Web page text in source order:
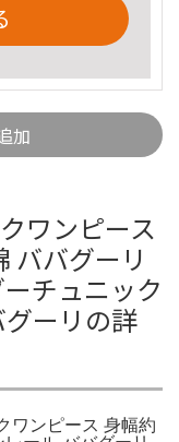
加
ワンピース
ババグーリ
チュニック
ーリの詳
ワンピース 身幅約